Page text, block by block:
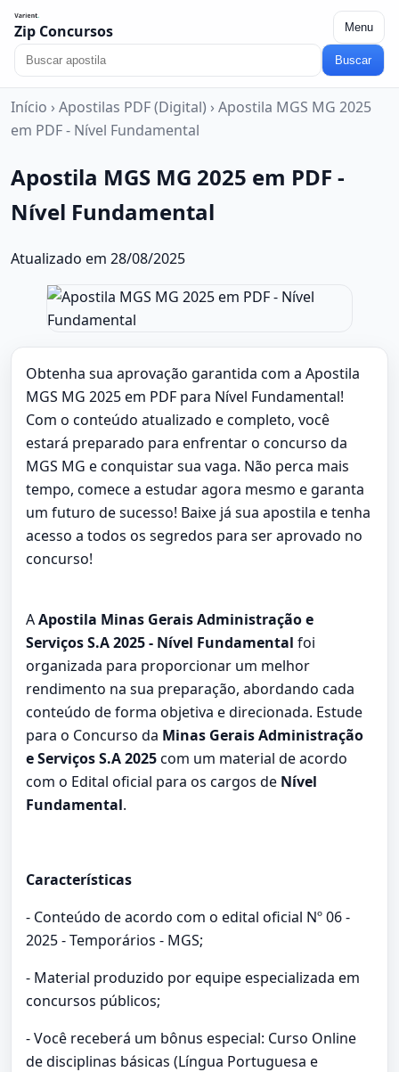
Zip Concursos Menu
Buscar
Início › Apostilas PDF (Digital) › Apostila MGS MG 2025
em PDF - Nível Fundamental
Apostila MGS MG 2025 em PDF -
Nível Fundamental
Atualizado em 28/08/2025
Obtenha sua aprovação garantida com a Apostila
MGS MG 2025 em PDF para Nível Fundamental!
Com o conteúdo atualizado e completo, você
estará preparado para enfrentar o concurso da
MGS MG e conquistar sua vaga. Não perca mais
tempo, comece a estudar agora mesmo e garanta
um futuro de sucesso! Baixe já sua apostila e tenha
acesso a todos os segredos para ser aprovado no
concurso!
AApostila Minas Gerais Administração e
Serviços S.A 2025 - Nível Fundamental foi
organizada para proporcionar um melhor
rendimento na sua preparação, abordando cada
conteúdo de forma objetiva e direcionada. Estude
para o Concurso da Minas Gerais Administração
e Serviços S.A 2025com um material de acordo
com o Edital oficial para os cargos de Nível
Fundamental.
Características
- Conteúdo de acordo com o edital oficial Nº 06 -
2025 - Temporários - MGS;
- Material produzido por equipe especializada em
concursos públicos;
- Você receberá um bônus especial: Curso Online
de disciplinas básicas (Língua Portuguesa e